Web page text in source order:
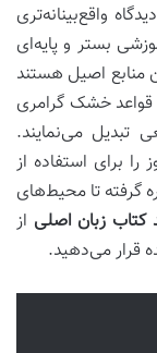
واقع‌بینانه‌تری
بستر و پایه‌ای
منابع اصیل هستند
قواعد خشک گرامری
تبدیل می‌نمایند.
را برای استفاده از
گرفته تا محیط‌های
کتاب زبان اصلی از
قرار می‌دهید.